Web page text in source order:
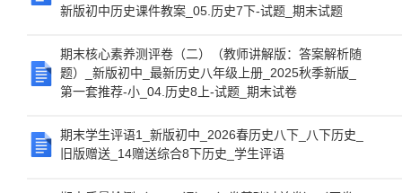
新版初中历史课件教案_05.历史7下-试题_期末试题
期末核心素养测评卷（二）（教师讲解版：答案解析随
题）_新版初中_最新历史八年级上册_2025秋季新版_
第一套推荐-小_04.历史8上-试题_期末试卷
期末学生评语1_新版初中_2026春历史八下_八下历史_
旧版赠送_14赠送综合8下历史_学生评语